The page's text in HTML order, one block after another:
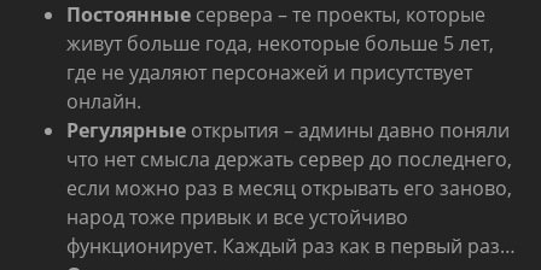
Постоянные сервера – те проекты, которые
живут больше года, некоторые больше 5 лет,
где не удаляют персонажей и присутствует
онлайн.
Регулярные открытия – админы давно поняли
что нет смысла держать сервер до последнего,
если можно раз в месяц открывать его заново,
народ тоже привык и все устойчиво
функционирует. Каждый раз как в первый раз…